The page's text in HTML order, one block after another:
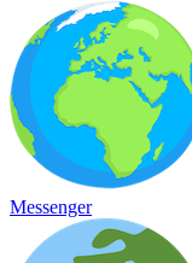
Messenger